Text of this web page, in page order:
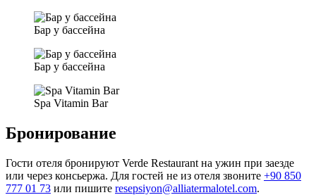
Бар у бассейна
Бар у бассейна
Spa Vitamin Bar
Бронирование
Гости отеля бронируют Verde Restaurant на ужин при заезде
или через консьержа. Для гостей не из отеля звоните +90 850
777 01 73 или пишите resepsiyon@alliatermalotel.com.